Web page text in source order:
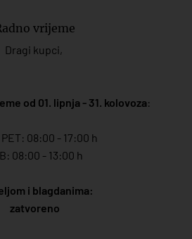
vrijeme
Dragi kupci,
od 01. lipnja - 31. kolovoza:
PET: 08:00 - 17:00 h
08:00 - 13:00 h
i blagdanima:
zatvoreno